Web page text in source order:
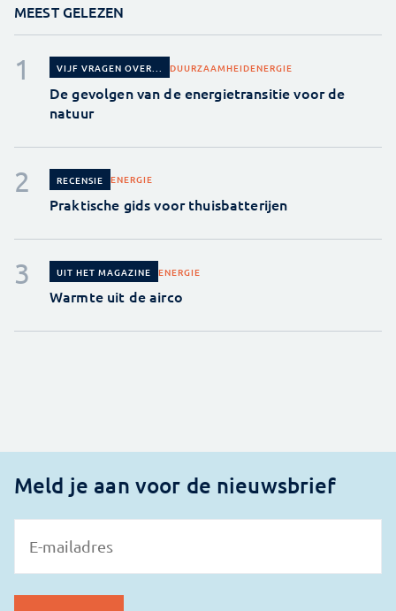
MEEST GELEZEN
VIJF VRAGEN OVER... DUURZAAMHEIDENERGIE
De gevolgen van de energietransitie voor de
natuur
RECENSIE ENERGIE
Praktische gids voor thuisbatterijen
UIT HET MAGAZINE ENERGIE
Warmte uit de airco
Meld je aan voor de nieuwsbrief